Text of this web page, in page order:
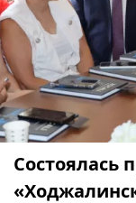
Состоялась